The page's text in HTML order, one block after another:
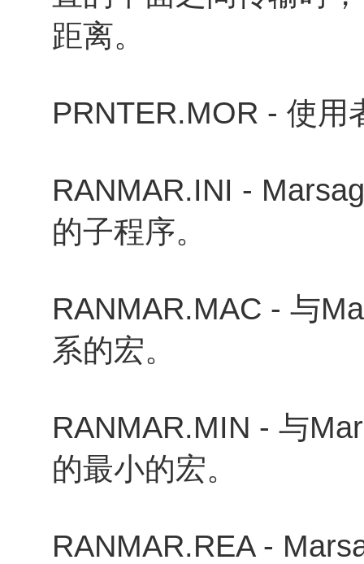
距离。
PRNTER.MOR - 使用
RANMAR.INI -
的子程序。
RANMAR.MAC - 与
系的宏。
RANMAR.MIN - 与
的最小的宏。
RANMAR.REA -